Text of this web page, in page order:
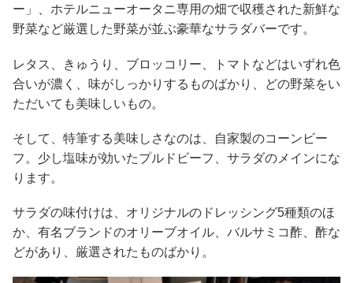
ー」、ホテルニューオータニ専用の畑で収穫された新鮮な
野菜など厳選した野菜が並ぶ豪華なサラダバーです。
レタス、きゅうり、ブロッコリー、トマトなどはいずれ色
合いが濃く、味がしっかりするものばかり、どの野菜をい
ただいても美味しいもの。
そして、特筆する美味しさなのは、自家製のコーンビー
フ。少し塩味が効いたプルドビーフ、サラダのメインにな
ります。
サラダの味付けは、オリジナルのドレッシング5種類のほ
か、有名ブランドのオリーブオイル、バルサミコ酢、酢な
どがあり、厳選されたものばかり。